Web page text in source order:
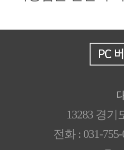
PC
13283 경
전화 : 031-